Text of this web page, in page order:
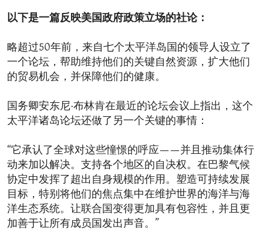
以下是一篇反映美国政府政策立场的社论：
略超过50年前，来自七个太平洋岛国的领导人设立了
一个论坛，帮助维持他们的关键自然资源，扩大他们
的贸易机会，并保障他们的健康。
国务卿安东尼·布林肯在最近的论坛会议上指出，这个
太平洋诸岛论坛还做了另一个关键的事情：
“它承认了全球对这些憧憬的呼应——并且推动集体行
动来加以解决。支持各个地区的自决权。在巴黎气候
协定中发挥了超出自身规模的作用。塑造可持续发展
目标，特别将他们的焦点集中在维护世界的海洋与海
洋生态系统。让联合国变得更加具有包容性，并且更
加善于让所有成员国发出声音。”